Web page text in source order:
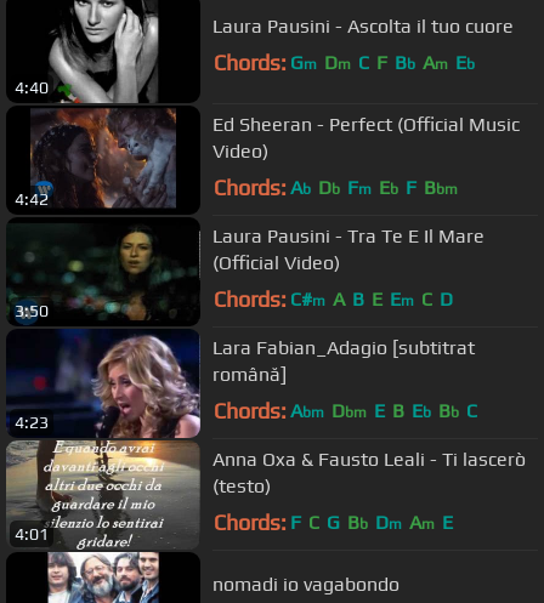
4:40
Laura Pausini - Ascolta il tuo cuore
Chords: Gm Dm C F Bb Am Eb
4:42
Ed Sheeran - Perfect (Official Music
Video)
Chords: Ab Db Fm Eb F Bbm
3:50
Laura Pausini - Tra Te E Il Mare
(Official Video)
Chords: C#m A B E Em C D
4:23
Lara Fabian_Adagio [subtitrat
română]
Chords: Abm Dbm E B Eb Bb C
4:01
Anna Oxa & Fausto Leali - Ti lascerò
(testo)
Chords: F C G Bb Dm Am E
nomadi io vagabondo